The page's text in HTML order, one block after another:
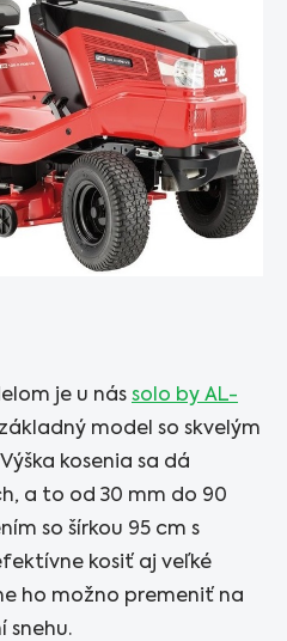
je u nás solo by AL-
model so skvelým
kosenia sa dá
a to od 30 mm do 90
so šírkou 95 cm s
kosiť aj veľké
ho možno premeniť na
snehu.